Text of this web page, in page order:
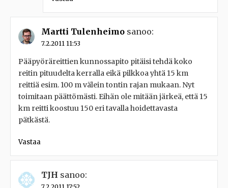
Martti Tulenheimo sanoo:
7.2.2011 11:53
Pääpyöräreittien kunnossapito pitäisi tehdä koko
reitin pituudelta kerralla eikä pilkkoa yhtä 15 km
reittiä esim. 100 m välein tontin rajan mukaan. Nyt
toimitaan päättömästi. Eihän ole mitään järkeä, että 15
km reitti koostuu 150 eri tavalla hoidettavasta
pätkästä.
Vastaa
TJH sanoo: